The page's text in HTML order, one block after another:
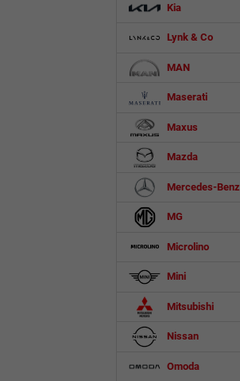
Kia
Lynk & Co
MAN
Maserati
Maxus
Mazda
Mercedes-Benz
MG
Microlino
Mini
Mitsubishi
Nissan
Omoda